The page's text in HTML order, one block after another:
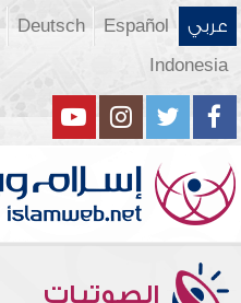
عربي Español
Deutsch
Indonesia
الصوتيات